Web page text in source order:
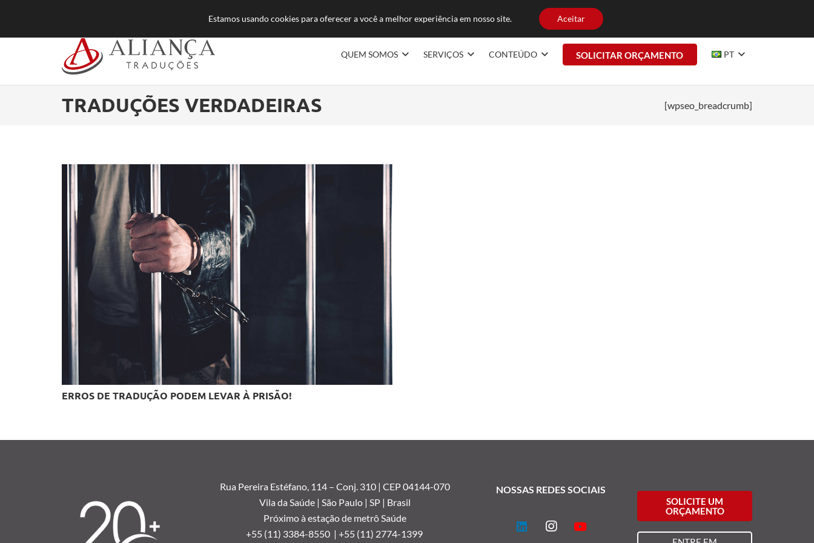
TRABALHE CONOSCO
QUEM SOMOS SERVIÇOS CONTEÚDO SOLICITAR ORÇAMENTO PT
TRADUÇÕES VERDADEIRAS [wpseo_breadcrumb]
ERROS DE TRADUÇÃO PODEM LEVAR À PRISÃO!
Rua Pereira Estéfano, 114 –Conj. 310 | CEP 04144-070
Vila da Saúde | São Paulo | SP | Brasil
Próximo à estação de metrô Saúde
+55 (11) 3384-8550 | +55 (11) 2774-1399
NOSSAS REDES SOCIAIS
SOLICITE UM
ORÇAMENTO
Estamos usando cookies para oferecer a você a melhor experiência em nosso site. Aceitar